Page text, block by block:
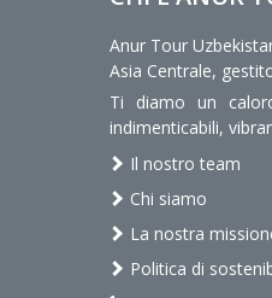
Anur Tour
Asia Centrale,
Ti diamo un
indimenticabili,
Il nostro team
Chi siamo
La nostra
Politica di